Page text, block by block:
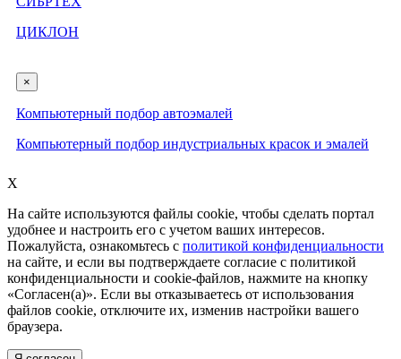
ЦИКЛОН
×
Компьютерный подбор автоэмалей
Компьютерный подбор индустриальных красок и эмалей
X
На сайте используются файлы cookie, чтобы сделать портал
удобнее и настроить его с учетом ваших интересов.
Пожалуйста, ознакомьтесь с политикой конфиденциальности
на сайте, и если вы подтверждаете согласие с политикой
конфиденциальности и cookie-файлов, нажмите на кнопку
«Согласен(а)». Если вы отказываетесь от использования
файлов cookie, отключите их, изменив настройки вашего
браузера.